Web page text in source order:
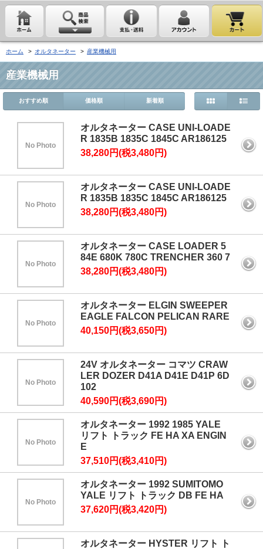
ホーム > オルタネーター > 産業機械用
産業機械用
おすすめ順 価格順 新着順
No Photo
オルタネーター CASE UNI-LOADE
R 1835B 1835C 1845C AR186125
38,280円(税3,480円)
No Photo
オルタネーター CASE UNI-LOADE
R 1835B 1835C 1845C AR186125
38,280円(税3,480円)
No Photo
オルタネーター CASE LOADER 5
84E 680K 780C TRENCHER 360 7
38,280円(税3,480円)
No Photo
オルタネーター ELGIN SWEEPER
EAGLE FALCON PELICAN RARE
40,150円(税3,650円)
No Photo
24V オルタネーター コマツ CRAW
LER DOZER D41A D41E D41P 6D
102
40,590円(税3,690円)
No Photo
オルタネーター 1992 1985 YALE
リフト トラック FE HA XA ENGIN
E
37,510円(税3,410円)
No Photo
オルタネーター 1992 SUMITOMO
YALE リフト トラック DB FE HA
37,620円(税3,420円)
オルタネーター HYSTER リフト ト